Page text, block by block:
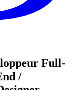
Full-
/